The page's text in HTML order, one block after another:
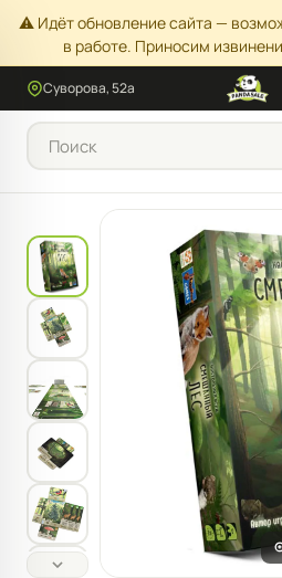
⚠️ Идёт обновление сайта —
в работе. Приносим
Суворова, 52а